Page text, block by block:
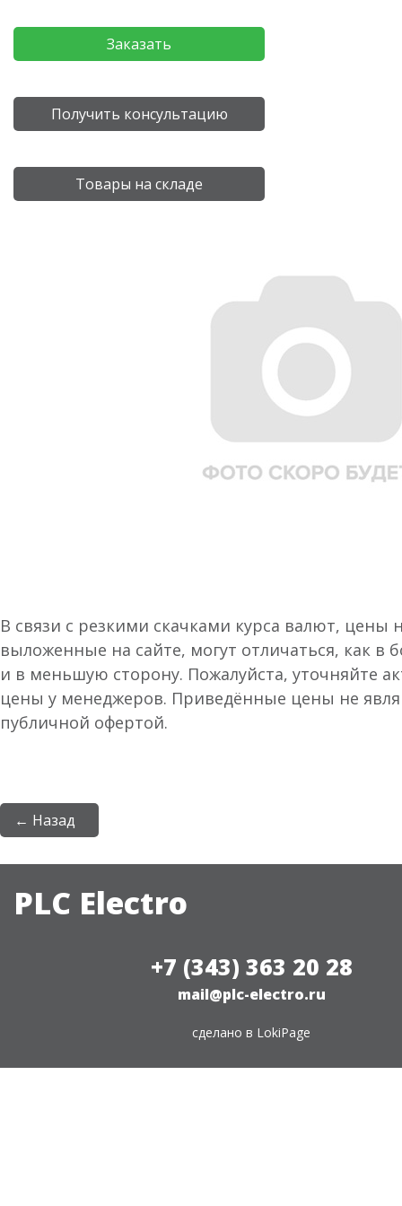
Заказать
Получить консультацию
Товары на складе
В связи с резкими скачками курса валют, цены
выложенные на сайте, могут отличаться, как в
и в меньшую сторону. Пожалуйста, уточняйте
цены у менеджеров. Приведённые цены не
публичной офертой.
← Назад
PLC Electro
+7 (343) 363 20 28
mail@plc-electro.ru
сделано в LokiPage